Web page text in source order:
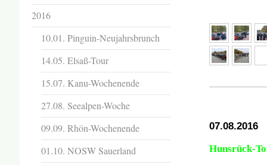
07.08.2016
Hunsrück-
2016
10.01. Pinguin-Neujahrsbrunch
14.05. Elsaß-Tour
15.07. Kanu-Wochenende
27.08. Seealpen-Woche
09.09. Rhön-Wochenende
01.10. NOSW Sauerland